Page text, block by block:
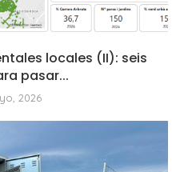
locales (II): seis
pasar...
2026